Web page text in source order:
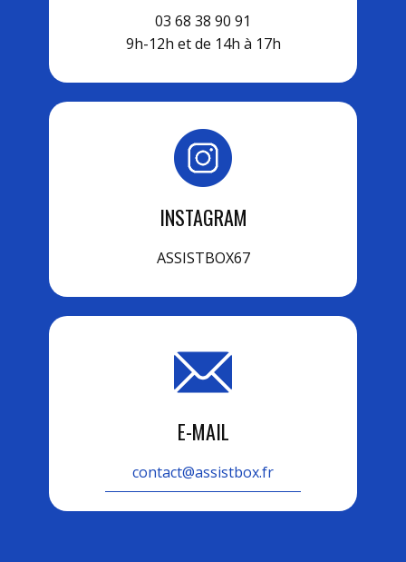
03 68 38 90 91
9h-12h et de 14h à 17h
INSTAGRAM
ASSISTBOX67
E-MAIL
contact@assistbox.fr